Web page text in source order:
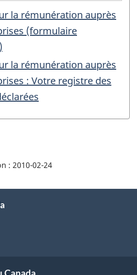
la rémunération auprès
(formulaire
la rémunération auprès
: Votre registre des
: 2010-02-24
Canada